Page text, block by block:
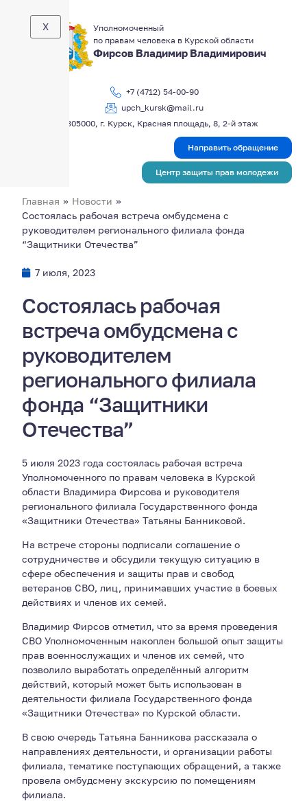
Уполномоченный
по правам человека в Курской области
Фирсов Владимир Владимирович
+7 (4712) 54-00-90
upch_kursk@mail.ru
305000, г. Курск, Красная площадь, 8, 2-й этаж
X
Направить обращение
Центр защиты прав молодежи
Главная » Новости »
Состоялась рабочая встреча омбудсмена с
руководителем регионального филиала фонда
“Защитники Отечества”
7 июля, 2023
Состоялась рабочая
встреча омбудсмена с
руководителем
регионального филиала
фонда “Защитники
Отечества”
5 июля 2023 года состоялась рабочая встреча
Уполномоченного по правам человека в Курской
области Владимира Фирсова и руководителя
регионального филиала Государственного фонда
«Защитники Отечества» Татьяны Банниковой.
На встрече стороны подписали соглашение о
сотрудничестве и обсудили текущую ситуацию в
сфере обеспечения и защиты прав и свобод
ветеранов СВО, лиц, принимавших участие в боевых
действиях и членов их семей.
Владимир Фирсов отметил, что за время проведения
СВО Уполномоченным накоплен большой опыт защиты
прав военнослужащих и членов их семей, что
позволило выработать определённый алгоритм
действий, который может быть использован в
деятельности филиала Государственного фонда
«Защитники Отечества» по Курской области.
В свою очередь Татьяна Банникова рассказала о
направлениях деятельности, и организации работы
филиала, тематике поступающих обращений, а также
провела омбудсмену экскурсию по помещениям
филиала.